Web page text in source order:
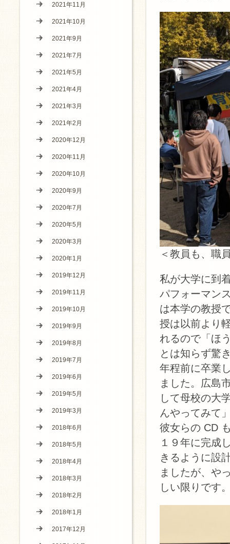
＜教員も、職
私が大学に到
パフォーマン
は本学の教授
授は以前より
れるので「ほ
とは知らず驚
年程前に卒業
ました。広島
して母校の大
んやってみて
彼女らの CD
１９年に完成
きるように設
ましたが、や
しい限りです
2021年11月
2021年10月
2021年9月
2021年7月
2021年5月
2021年4月
2021年3月
2021年2月
2020年12月
2020年11月
2020年10月
2020年9月
2020年7月
2020年5月
2020年3月
2020年1月
2019年12月
2019年11月
2019年10月
2019年9月
2019年8月
2019年7月
2019年6月
2019年5月
2019年3月
2018年6月
2018年5月
2018年4月
2018年3月
2018年2月
2018年1月
2017年12月